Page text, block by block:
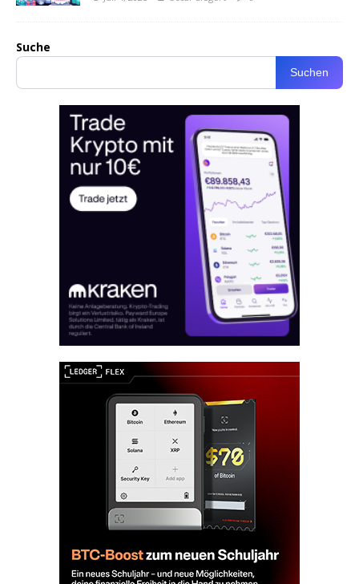
Suche
Suchen